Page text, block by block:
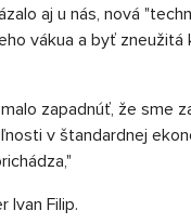
aj u nás, nová
vákua a byť zneužitá
zapadnúť, že sme
v štandardnej
Ivan Filip.